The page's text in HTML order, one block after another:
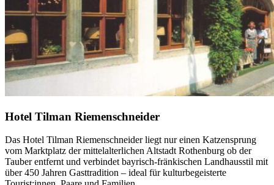
Hotel Tilman Riemenschneider
Das Hotel Tilman Riemenschneider liegt nur einen Katzensprung
vom Marktplatz der mittelalterlichen Altstadt Rothenburg ob der
Tauber entfernt und verbindet bayrisch-fränkischen Landhausstil mit
über 450 Jahren Gasttradition – ideal für kulturbegeisterte